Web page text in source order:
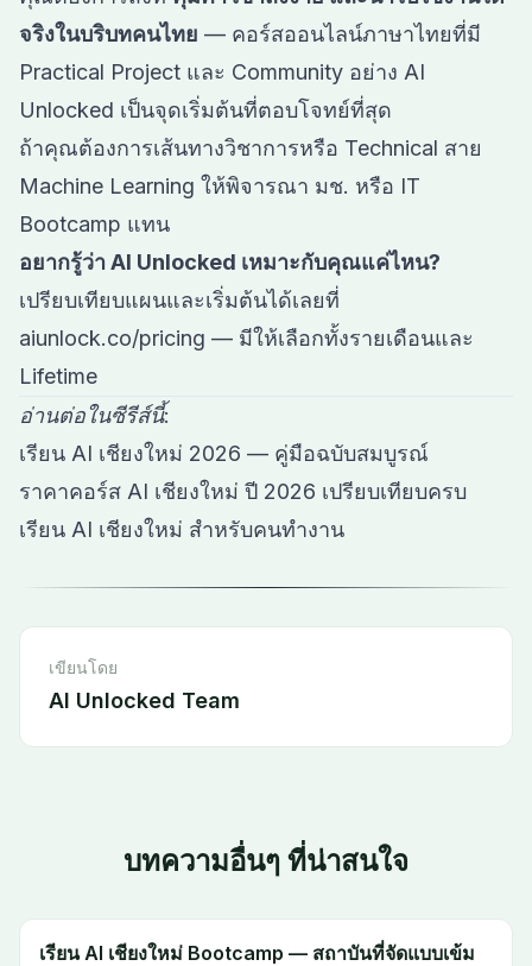
จริงในบริบทคนไทย — คอร์สออนไลน์ภาษาไทยที่มี
Practical Project และ Community อย่าง AI
Unlocked เป็นจุดเริ่มต้นที่ตอบโจทย์ที่สุด
ถ้าคุณต้องการเส้นทางวิชาการหรือ Technical สาย
Machine Learning ให้พิจารณา มช. หรือ IT
Bootcamp แทน
อยากรู้ว่า AI Unlocked เหมาะกับคุณแค่ไหน?
เปรียบเทียบแผนและเริ่มต้นได้เลยที่
aiunlock.co/pricing — มีให้เลือกทั้งรายเดือนและ
Lifetime
อ่านต่อในซีรีส์นี้:
เรียน AI เชียงใหม่ 2026 — คู่มือฉบับสมบูรณ์
ราคาคอร์ส AI เชียงใหม่ ปี 2026 เปรียบเทียบครบ
เรียน AI เชียงใหม่ สำหรับคนทำงาน
เขียนโดย
AI Unlocked Team
บทความอื่นๆ ที่น่าสนใจ
เรียน AI เชียงใหม่ Bootcamp — สถาบันที่จัดแบบเข้ม